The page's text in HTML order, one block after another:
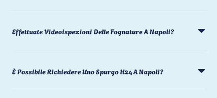
Effettuate Videoispezioni Delle Fognature A Napoli?
È Possibile Richiedere Uno Spurgo H24 A Napoli?